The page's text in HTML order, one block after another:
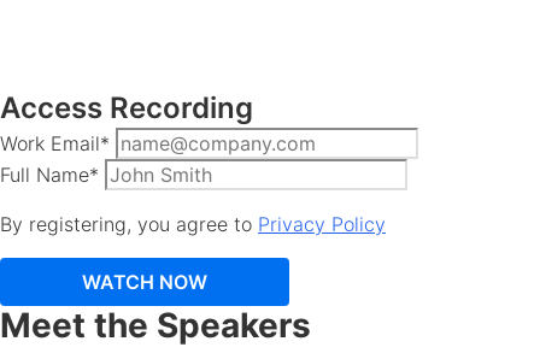
Access Recording
Work Email*
Full Name*
By registering, you agree to Privacy Policy
Meet the Speakers